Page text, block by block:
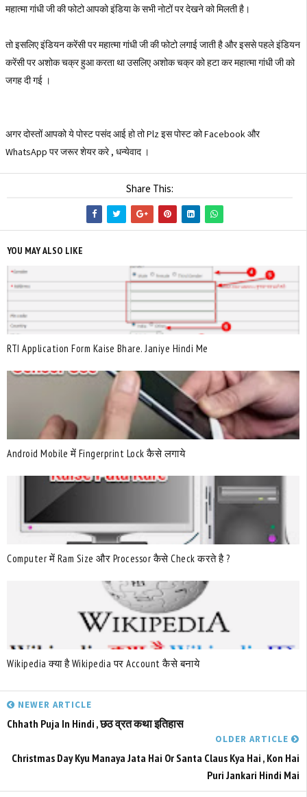
महात्मा गांधी जी की फोटो आपको इंडिया के सभी नोटों पर देखने को मिलती है।
तो इसलिए इंडियन करेंसी पर महात्मा गांधी जी की फोटो लगाई जाती है और इससे पहले इंडियन
करेंसी पर अशोक चक्र हुआ करता था उसलिए अशोक चक्र को हटा कर महात्मा गांधी जी को
जगह दी गई ।
अगर दोस्तों आपको ये पोस्ट पसंद आई हो तो Plz इस पोस्ट को Facebook और
WhatsApp पर जरूर शेयर करे , धन्येवाद ।
Share This:
YOU MAY ALSO LIKE
RTI Application Form Kaise Bhare. Janiye Hindi Me
Android Mobile में Fingerprint Lock कैसे लगाये
Computer में Ram Size और Processor कैसे Check करते है ?
Wikipedia क्या है Wikipedia पर Account कैसे बनाये
NEWER ARTICLE
Chhath Puja In Hindi , छठ व्रत कथा इतिहास
OLDER ARTICLE
Christmas Day Kyu Manaya Jata Hai Or Santa Claus Kya Hai , Kon Hai
Puri Jankari Hindi Mai